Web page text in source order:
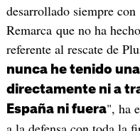
desarrollado siempre
Remarca que no ha
referente al rescate de
nunca he tenido
directamente ni a
España ni fuera", ha